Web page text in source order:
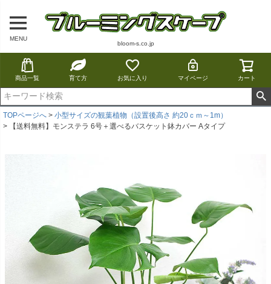
MENU
bloom-s.co.jp
商品一覧 育て方 お気に入り マイページ カート
TOPページへ
小型サイズの観葉植物（設置後高さ 約20ｃｍ～1m）
【送料無料】モンステラ 6号＋選べるバスケット鉢カバー Aタイプ